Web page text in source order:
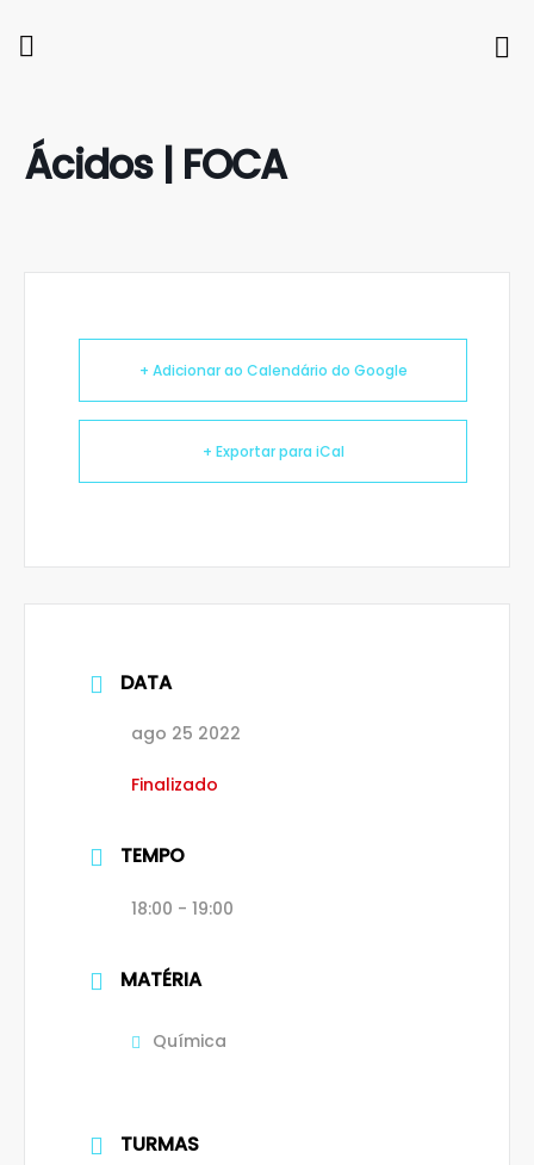
Ácidos | FOCA
+ Adicionar ao Calendário do Google
+ Exportar para iCal
DATA
ago 25 2022
Finalizado
TEMPO
18:00 - 19:00
MATÉRIA
Química
TURMAS